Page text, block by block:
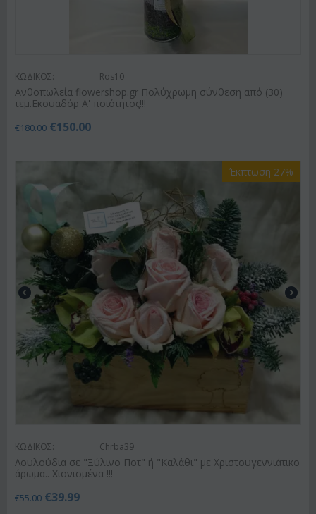
ΚΩΔΙΚΟΣ: Ros10
Ανθοπωλεία flowershop.gr Πολύχρωμη σύνθεση από (30)
τεμ.Εκουαδόρ Α' ποιότητος!!!
€180.00 €150.00
Έκπτωση 27%
ΚΩΔΙΚΟΣ: Chrba39
Λουλούδια σε "Ξύλινο Ποτ" ή "Καλάθι" με Χριστουγεννιάτικο
άρωμα.. Χιονισμένα !!!
€55.00 €39.99